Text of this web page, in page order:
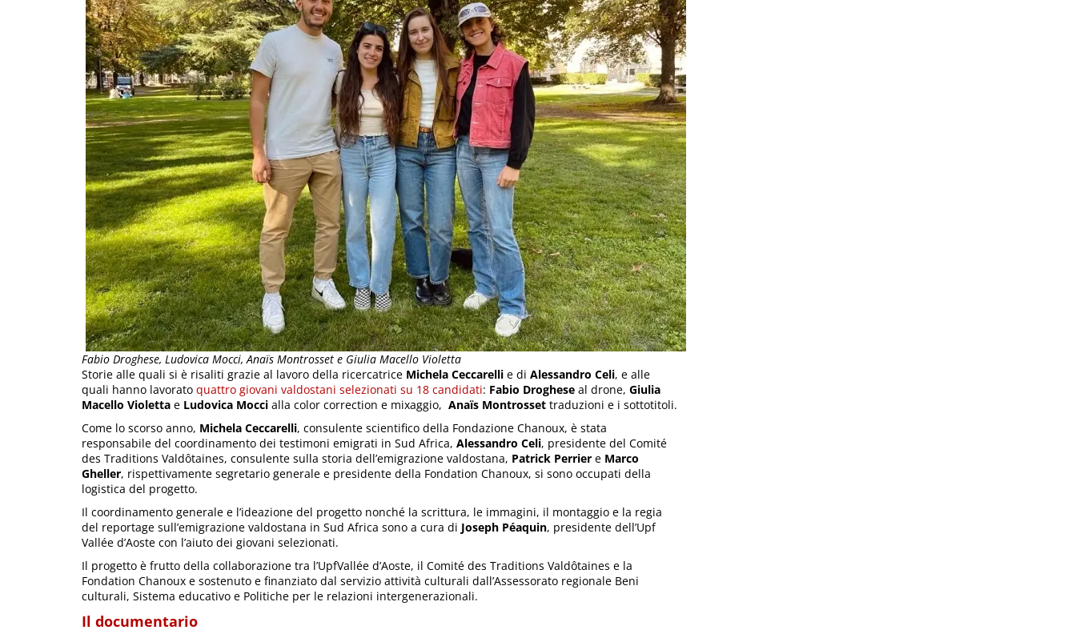
Fabio Droghese, Ludovica Mocci, Anaïs Montrosset e Giulia Macello Violetta
Storie alle quali si è risaliti grazie al lavoro della ricercatrice Michela Ceccarelli e di Alessandro Celi, e alle
quali hanno lavorato quattro giovani valdostani selezionati su 18 candidati: Fabio Droghese al drone, Giulia
Macello Violetta e Ludovica Mocci alla color correction e mixaggio, Anaïs Montrosset traduzioni e i sottotitoli.
Come lo scorso anno, Michela Ceccarelli, consulente scientifico della Fondazione Chanoux, è stata
responsabile del coordinamento dei testimoni emigrati in Sud Africa, Alessandro Celi, presidente del Comité
des Traditions Valdôtaines, consulente sulla storia dell’emigrazione valdostana, Patrick Perrier e Marco
Gheller, rispettivamente segretario generale e presidente della Fondation Chanoux, si sono occupati della
logistica del progetto.
Il coordinamento generale e l’ideazione del progetto nonché la scrittura, le immagini, il montaggio e la regia
del reportage sull’emigrazione valdostana in Sud Africa sono a cura di Joseph Péaquin, presidente dell’Upf
Vallée d’Aoste con l’aiuto dei giovani selezionati.
Il progetto è frutto della collaborazione tra l’UpfVallée d’Aoste, il Comité des Traditions Valdôtaines e la
Fondation Chanoux e sostenuto e finanziato dal servizio attività culturali dall’Assessorato regionale Beni
culturali, Sistema educativo e Politiche per le relazioni intergenerazionali.
Il documentario